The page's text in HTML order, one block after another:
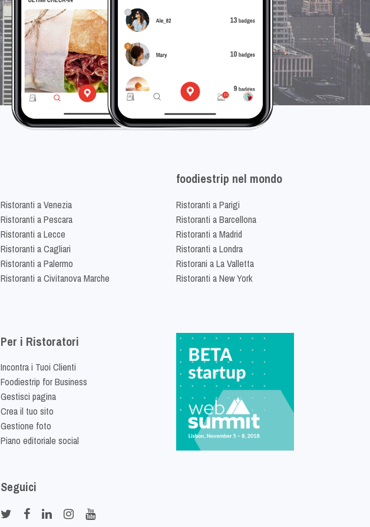
Ristoranti a Venezia
Ristoranti a Pescara
Ristoranti a Lecce
Ristoranti a Cagliari
Ristoranti a Palermo
Ristoranti a Civitanova Marche
foodiestrip nel mondo
Ristoranti a Parigi
Ristoranti a Barcellona
Ristoranti a Madrid
Ristoranti a Londra
Ristorani a La Valletta
Ristoranti a New York
Per i Ristoratori
Incontra i Tuoi Clienti
Foodiestrip for Business
Gestisci pagina
Crea il tuo sito
Gestione foto
Piano editoriale social
Seguici